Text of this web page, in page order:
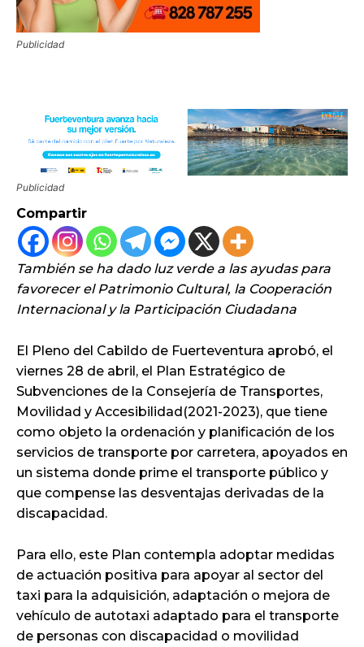
Publicidad
Publicidad
Compartir
También se ha dado luz verde a las ayudas para
favorecer el Patrimonio Cultural, la Cooperación
Internacional y la Participación Ciudadana
El Pleno del Cabildo de Fuerteventura aprobó, el
viernes 28 de abril, el Plan Estratégico de
Subvenciones de la Consejería de Transportes,
Movilidad y Accesibilidad(2021-2023), que tiene
como objeto la ordenación y planificación de los
servicios de transporte por carretera, apoyados en
un sistema donde prime el transporte público y
que compense las desventajas derivadas de la
discapacidad.
Para ello, este Plan contempla adoptar medidas
de actuación positiva para apoyar al sector del
taxi para la adquisición, adaptación o mejora de
vehículo de autotaxi adaptado para el transporte
de personas con discapacidad o movilidad